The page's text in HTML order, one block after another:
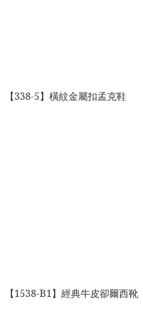
【338-5】橫紋金屬扣孟克鞋
【1538-B1】經典牛皮卻爾西靴